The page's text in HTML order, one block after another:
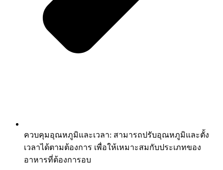
ควบคุมอุณหภูมิและเวลา: สามารถปรับอุณหภูมิและตั้ง
เวลาได้ตามต้องการ เพื่อให้เหมาะสมกับประเภทของ
อาหารที่ต้องการอบ